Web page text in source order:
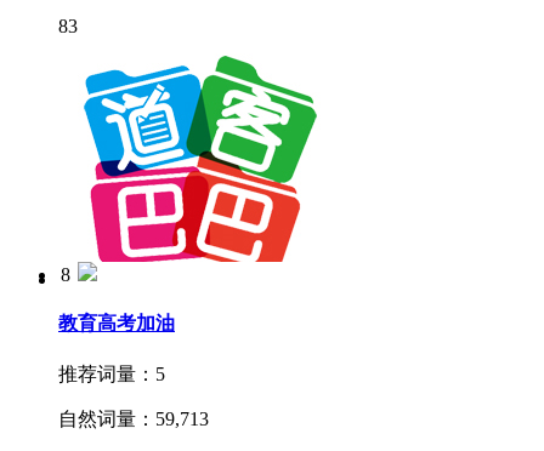
83
7
教育道客阅读
推荐词量： -
自然词量： 64,447
8
教育高考加油
推荐词量： 5
自然词量： 59,713